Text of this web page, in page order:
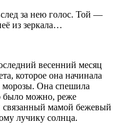
за нею голос. Той —
из зеркала…
весенний месяц
которое она начинала
морозы. Она спешила
было можно, реже
связанный мамой бежевый
лучику солнца.